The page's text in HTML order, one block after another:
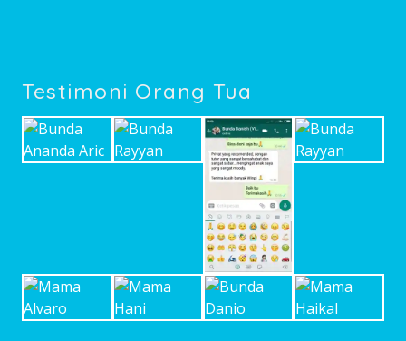
Testimoni Orang Tua